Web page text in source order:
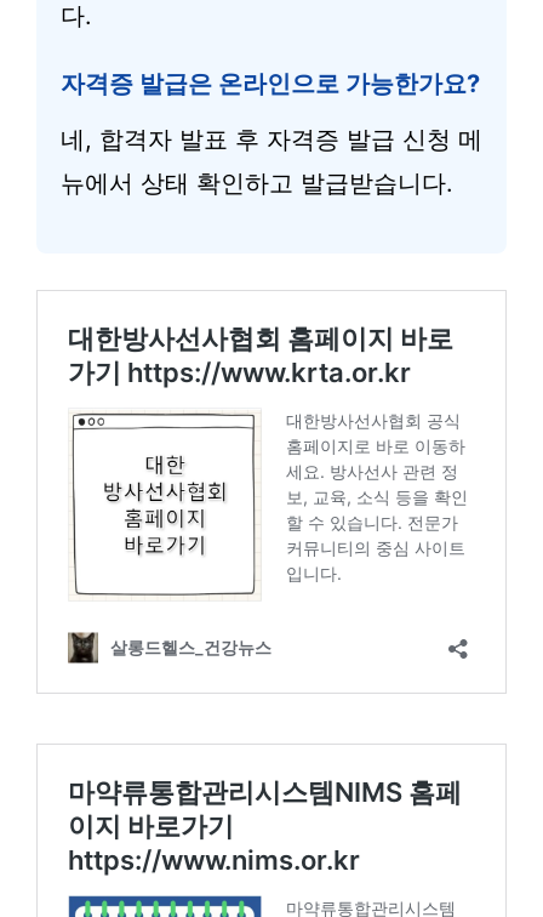
다.
자격증 발급은 온라인으로 가능한가요?
네, 합격자 발표 후 자격증 발급 신청 메
뉴에서 상태 확인하고 발급받습니다.